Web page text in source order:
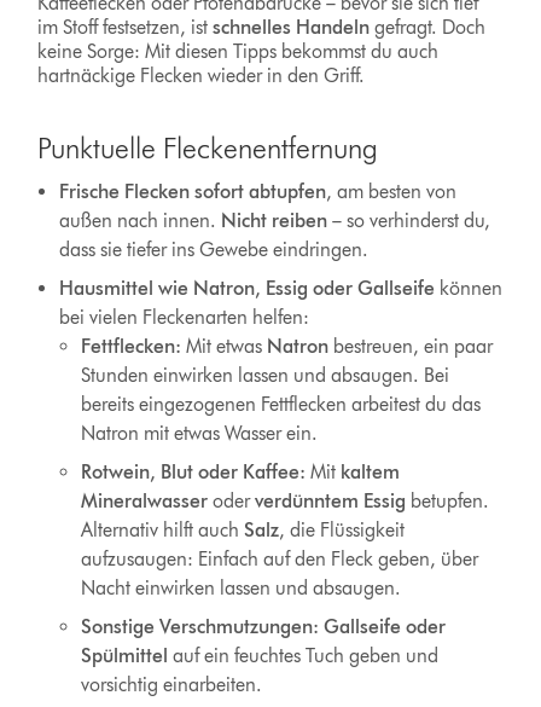
im Stoff festsetzen, istschnelles Handeln gefragt. Doch
keine Sorge: Mit diesen Tipps bekommst du auch
hartnäckige Flecken wieder in den Griff.
Punktuelle Fleckenentfernung
Frische Flecken sofort abtupfen, am besten von
außen nach innen. Nicht reiben– so verhinderst du,
dass sie tiefer ins Gewebe eindringen.
Hausmittel wie Natron, Essig oder Gallseife können
bei vielen Fleckenarten helfen:
Fettflecken: Mit etwas Natronbestreuen, ein paar
Stunden einwirken lassen und absaugen. Bei
bereits eingezogenen Fettflecken arbeitest du das
Natron mit etwas Wasser ein.
Rotwein, Blut oder Kaffee: Mit kaltem
Mineralwasser oderverdünntem Essig betupfen.
Alternativ hilft auch Salz, die Flüssigkeit
aufzusaugen: Einfach auf den Fleck geben, über
Nacht einwirken lassen und absaugen.
Sonstige Verschmutzungen: Gallseife oder
Spülmittel auf ein feuchtes Tuch geben und
vorsichtig einarbeiten.